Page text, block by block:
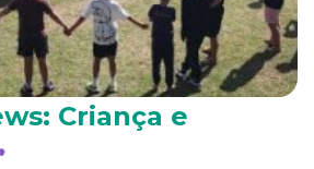
Criança e